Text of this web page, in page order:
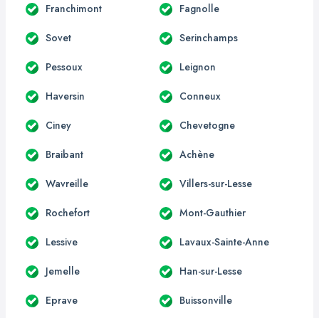
Franchimont Fagnolle
Sovet Serinchamps
Pessoux Leignon
Haversin Conneux
Ciney Chevetogne
Braibant Achène
Wavreille Villers-sur-Lesse
Rochefort Mont-Gauthier
Lessive Lavaux-Sainte-Anne
Jemelle Han-sur-Lesse
Eprave Buissonville